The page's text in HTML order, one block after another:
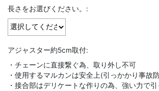
長さをお選びください。:
アジャスター約5cm取付:
・チェーンに直接繋ぐ為、取り外し不可
・使用するマルカンは安全上(引っかかり事故
・接合部はデリケートな作りの為、強い力で